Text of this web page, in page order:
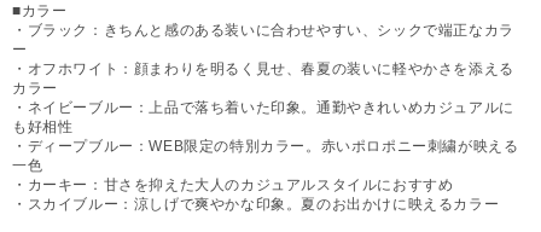
■カラー
・ブラック：きちんと感のある装いに合わせやすい、シックで端正なカラ
ー
・オフホワイト：顔まわりを明るく見せ、春夏の装いに軽やかさを添える
カラー
・ネイビーブルー：上品で落ち着いた印象。通勤やきれいめカジュアルに
も好相性
・ディープブルー：WEB限定の特別カラー。赤いポロポニー刺繍が映える
一色
・カーキー：甘さを抑えた大人のカジュアルスタイルにおすすめ
・スカイブルー：涼しげで爽やかな印象。夏のお出かけに映えるカラー